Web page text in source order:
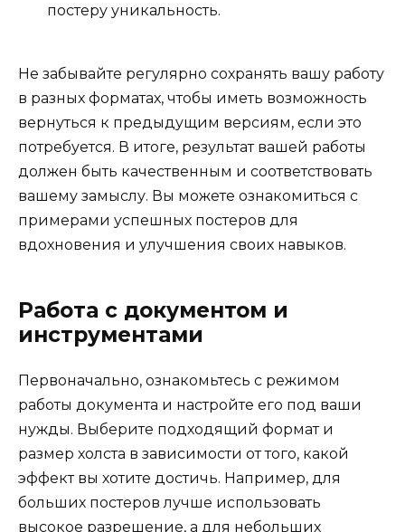
постеру уникальность.
Не забывайте регулярно сохранять вашу работу
в разных форматах, чтобы иметь возможность
вернуться к предыдущим версиям, если это
потребуется. В итоге, результат вашей работы
должен быть качественным и соответствовать
вашему замыслу. Вы можете ознакомиться с
примерами успешных постеров для
вдохновения и улучшения своих навыков.
Работа с документом и
инструментами
Первоначально, ознакомьтесь с режимом
работы документа и настройте его под ваши
нужды. Выберите подходящий формат и
размер холста в зависимости от того, какой
эффект вы хотите достичь. Например, для
больших постеров лучше использовать
высокое разрешение, а для небольших